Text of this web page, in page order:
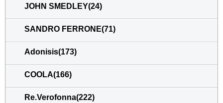
JOHN SMEDLEY(24)
SANDRO FERRONE(71)
Adonisis(173)
COOLA(166)
Re.Verofonna(222)